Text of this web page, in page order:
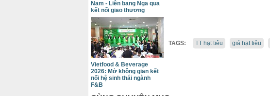
TAGS: TT hạt tiêu giá hạt tiêu
Nam - Liên bang Nga qua
kết nối giao thương
Vietfood & Beverage
2026: Mở không gian kết
nối hệ sinh thái ngành
F&B